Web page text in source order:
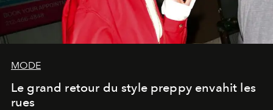
MODE
Le grand retour du style preppy envahit les
rues